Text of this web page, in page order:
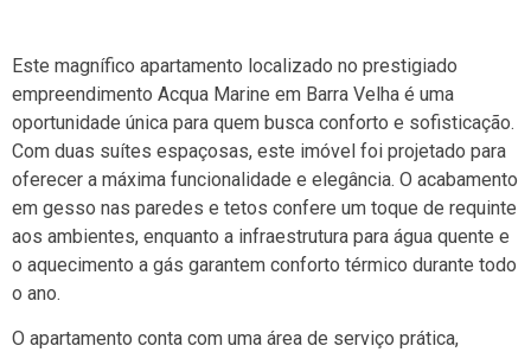
Este magnífico apartamento localizado no prestigiado
empreendimento Acqua Marine em Barra Velha é uma
oportunidade única para quem busca conforto e sofisticação.
Com duas suítes espaçosas, este imóvel foi projetado para
oferecer a máxima funcionalidade e elegância. O acabamento
em gesso nas paredes e tetos confere um toque de requinte
aos ambientes, enquanto a infraestrutura para água quente e
o aquecimento a gás garantem conforto térmico durante todo
o ano.
O apartamento conta com uma área de serviço prática,